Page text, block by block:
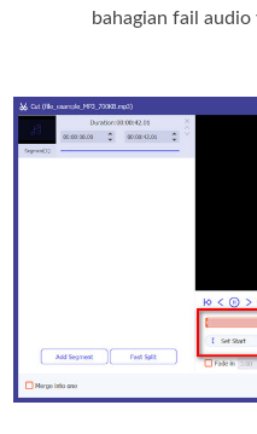
bahagian fail